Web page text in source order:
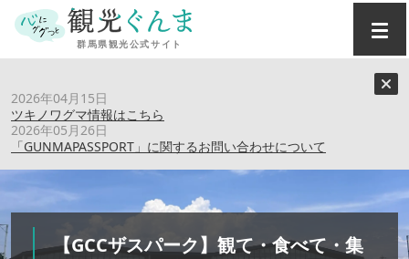
2026年04月15日
ツキノワグマ情報はこちら
2026年05月26日
「GUNMAPASSPORT」に関するお問い合わせについて
【GCCザスパーク】観て・食べて・集う“新型クラブハウ
ス”はザスパ群馬と地域が寄り添う場所
【GCCザスパーク】観て・食べて・集